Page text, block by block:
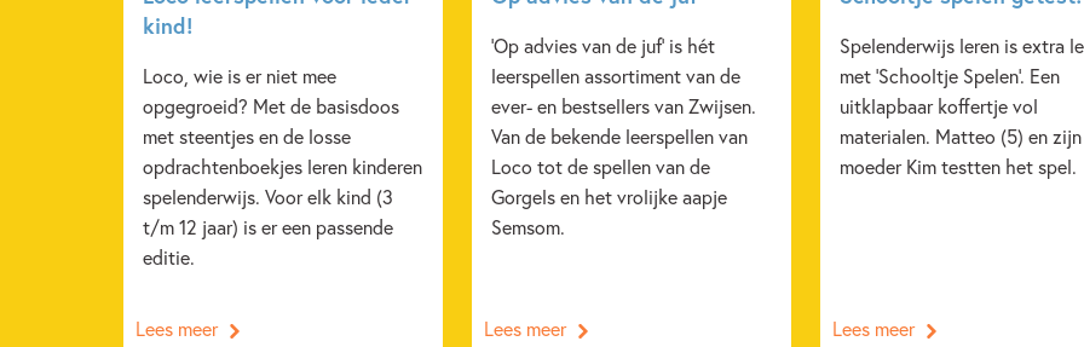
kind!
Loco, wie is er niet mee
opgegroeid? Met de basisdoos
met steentjes en de losse
opdrachtenboekjes leren kinderen
spelenderwijs. Voor elk kind (3
t/m 12 jaar) is er een passende
editie.
Lees meer
'Op advies van de juf' is hét
leerspellen assortiment van de
ever- en bestsellers van Zwijsen.
Van de bekende leerspellen van
Loco tot de spellen van de
Gorgels en het vrolijke aapje
Semsom.
Lees meer
Spelenderwijs leren is extra
met 'Schooltje Spelen'. Een
uitklapbaar koffertje vol
materialen. Matteo (5) en zijn
moeder Kim testten het spel.
Lees meer